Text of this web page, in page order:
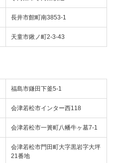
長井市館町南3853-1
天童市鍬ノ町2-3-43
福島市鎌田下釜5-1
会津若松市インター西118
会津若松市一簣町八幡牛ヶ墓7-1
会津若松市門田町大字黒岩字大坪
21番地